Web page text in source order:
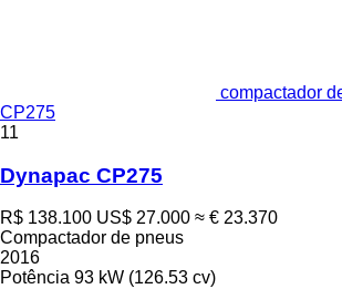
compactador
CP275
11
Dynapac CP275
R$ 138.100 US$ 27.000 ≈ € 23.370
Compactador de pneus
2016
Potência 93 kW (126.53 cv)